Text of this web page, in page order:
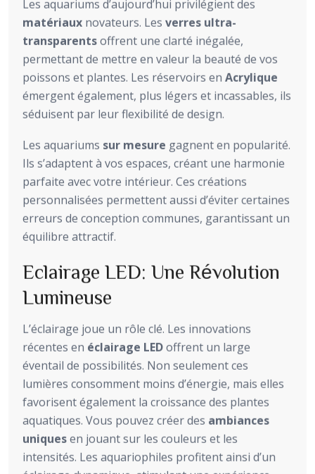
Les aquariums d’aujourd’hui privilégient des
matériaux novateurs. Les verres ultra-
transparentsoffrent une clarté inégalée,
permettant de mettre en valeur la beauté de vos
poissons et plantes. Les réservoirs en Acrylique
émergent également, plus légers et incassables, ils
séduisent par leur flexibilité de design.
Les aquariums sur mesure gagnent en popularité.
Ils s’adaptent à vos espaces, créant une harmonie
parfaite avec votre intérieur. Ces créations
personnalisées permettent aussi d’éviter certaines
erreurs de conception communes, garantissant un
équilibre attractif.
Eclairage LED: Une Révolution
Lumineuse
L’éclairage joue un rôle clé. Les innovations
récentes en éclairage LEDoffrent un large
éventail de possibilités. Non seulement ces
lumières consomment moins d’énergie, mais elles
favorisent également la croissance des plantes
aquatiques. Vous pouvez créer des ambiances
uniquesen jouant sur les couleurs et les
intensités. Les aquariophiles profitent ainsi d’un